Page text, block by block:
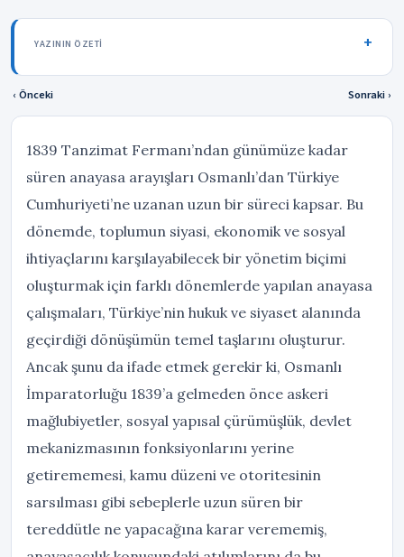
YAZININ ÖZETI
‹ Önceki Sonraki ›
1839 Tanzimat Fermanı’ndan günümüze kadar
süren anayasa arayışları Osmanlı’dan Türkiye
Cumhuriyeti’ne uzanan uzun bir süreci kapsar. Bu
dönemde, toplumun siyasi, ekonomik ve sosyal
ihtiyaçlarını karşılayabilecek bir yönetim biçimi
oluşturmak için farklı dönemlerde yapılan anayasa
çalışmaları, Türkiye’nin hukuk ve siyaset alanında
geçirdiği dönüşümün temel taşlarını oluşturur.
Ancak şunu da ifade etmek gerekir ki, Osmanlı
İmparatorluğu 1839’a gelmeden önce askeri
mağlubiyetler, sosyal yapısal çürümüşlük, devlet
mekanizmasının fonksiyonlarını yerine
getirememesi, kamu düzeni ve otoritesinin
sarsılması gibi sebeplerle uzun süren bir
tereddütle ne yapacağına karar verememiş,